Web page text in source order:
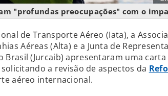
"profundas preocupações" com o
de Transporte Aéreo (Iata), a
Aéreas (Alta) e a Junta de
Brasil (Jurcaib) apresentaram uma
a revisão de aspectos da
aéreo internacional.